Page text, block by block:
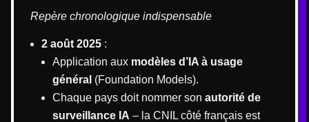
Repère chronologique indispensable
2 août 2025 :
Application aux modèles d’IA à usage
général (Foundation Models).
Chaque pays doit nommer son autorité de
surveillance IA – la CNIL côté français est